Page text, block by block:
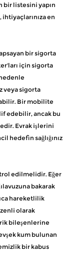
bir listesini yapın
en
bir sigorta
için sigorta
veya sigorta
Bir mobilite
edebilir, ancak bu
Evrak işlerini
hedefin sağlığınız
edilmelidir. Eğer
bakarak
hareketlilik
olarak
bileşenlerine
kum bulunan
bir kabus